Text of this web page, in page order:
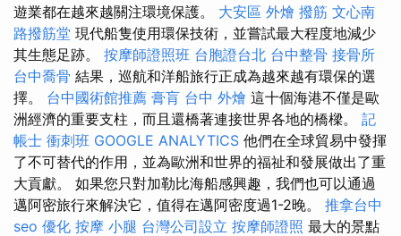
遊業都在越來越關注環境保護。 大安區 外燴 撥筋 文心南
路撥筋堂 現代船隻使用環保技術，並嘗試最大程度地減少
其生態足跡。 按摩師證照班 台胞證台北 台中整骨 接骨所
台中喬骨 結果，巡航和洋船旅行正成為越來越有環保的選
擇。 台中國術館推薦 膏肓 台中 外燴 這十個海港不僅是歐
洲經濟的重要支柱，而且還橋著連接世界各地的橋樑。 記
帳士 衝刺班 GOOGLE ANALYTICS 他們在全球貿易中發揮
了不可替代的作用，並為歐洲和世界的福祉和發展做出了重
大貢獻。 如果您只對加勒比海船感興趣，我們也可以通過
邁阿密旅行來解決它，值得在邁阿密度過1-2晚。 推拿台中
seo 優化 按摩 小腿 台灣公司設立 按摩師證照 最大的景點